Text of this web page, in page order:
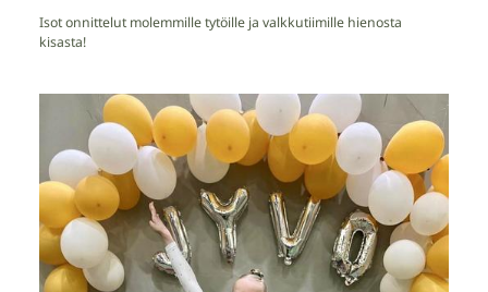
Isot onnittelut molemmille tytöille ja valkkutiimille hienosta
kisasta!